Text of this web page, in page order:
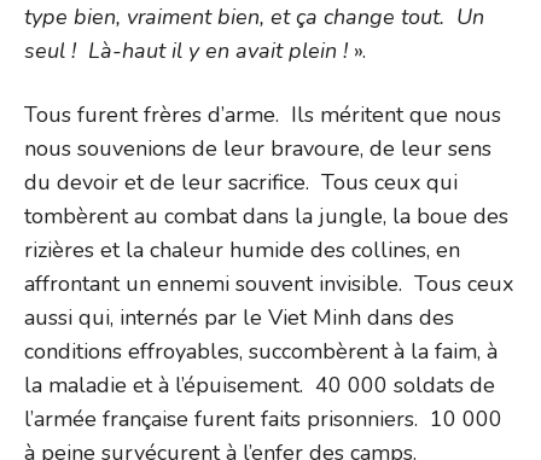
type bien, vraiment bien, et ça change tout. Un
seul ! Là-haut il y en avait plein ! ».
Tous furent frères d’arme. Ils méritent que nous
nous souvenions de leur bravoure, de leur sens
du devoir et de leur sacrifice. Tous ceux qui
tombèrent au combat dans la jungle, la boue des
rizières et la chaleur humide des collines, en
affrontant un ennemi souvent invisible. Tous ceux
aussi qui, internés par le Viet Minh dans des
conditions effroyables, succombèrent à la faim, à
la maladie et à l’épuisement. 40 000 soldats de
l’armée française furent faits prisonniers. 10 000
à peine survécurent à l’enfer des camps.